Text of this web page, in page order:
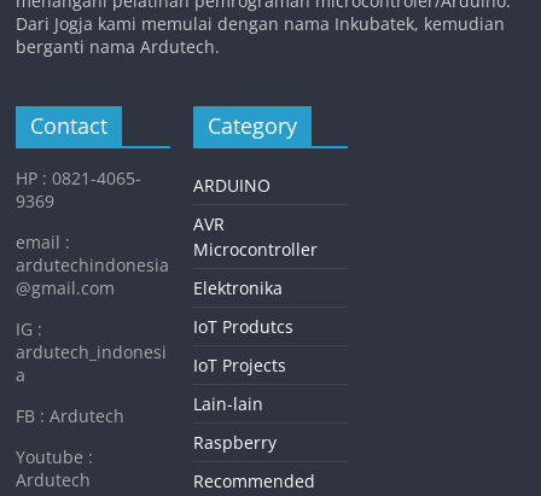
Dari Jogja kami memulai dengan nama Inkubatek, kemudian
berganti nama Ardutech.
Contact
HP : 0821-4065-
9369
email :
ardutechindonesia
@gmail.com
IG :
ardutech_indonesi
a
FB : Ardutech
Youtube :
Ardutech
Category
ARDUINO
AVR
Microcontroller
Elektronika
IoT Produtcs
IoT Projects
Lain-lain
Raspberry
Recommended